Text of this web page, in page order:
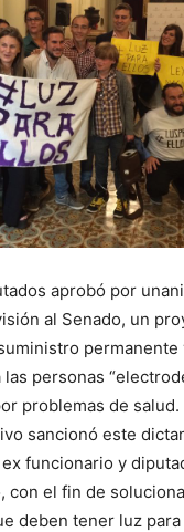
aprobó por
al Senado, un
permanente
personas
problemas de salud.
sancionó este
funcionario y
con el fin de
deben tener luz